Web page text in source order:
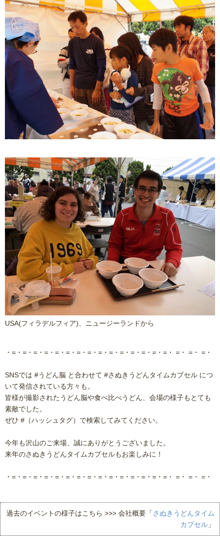
USA(フィラデルフィア)、ニュージーランドから
・=・=・=・=・=・=・=・=・=・=・=・=・=・=・=・ =・ =・ =・
SNSでは #うどん脳 と合わせて #さぬきうどんタイムカプセル につ
いて発信されている方々も。
皆様が撮影されたうどん脳や食べ比べうどん、会場の様子もとても
素敵でした。
ぜひ #（ハッシュタグ）で検索してみてください。
今年も沢山のご来場、誠にありがとうございました。
来年のさぬきうどんタイムカプセルもお楽しみに！
・=・=・=・=・=・=・=・=・=・=・=・=・=・=・=・ =・ =・ =・
過去のイベントの様子はこちら >>> 会社概要「 さぬきうどんタイム
カプセル 」